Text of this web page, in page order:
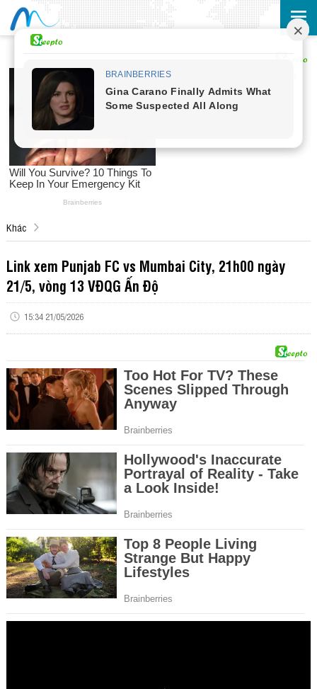
Khác
Link xem Punjab FC vs Mumbai City, 21h00 ngày
21/5, vòng 13 VĐQG Ấn Độ
15:34 21/05/2026